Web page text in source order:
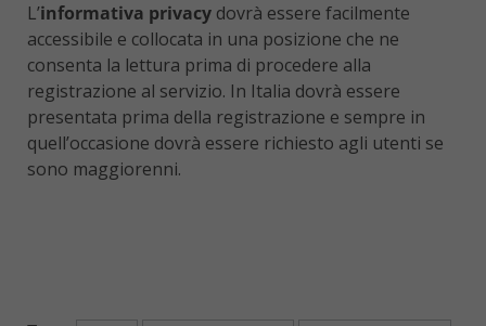
L’informativa privacy dovrà essere facilmente
accessibile e collocata in una posizione che ne
consenta la lettura prima di procedere alla
registrazione al servizio. In Italia dovrà essere
presentata prima della registrazione e sempre in
quell’occasione dovrà essere richiesto agli utenti se
sono maggiorenni.